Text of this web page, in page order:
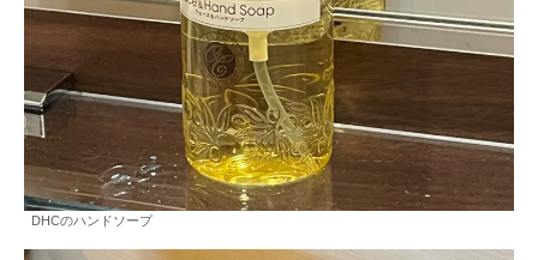
DHCのハンドソープ